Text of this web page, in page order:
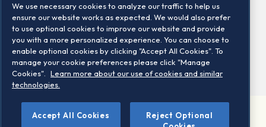
Locations
Contact us
©2026 STOXX Ltd. All rights reserved.
We use necessary cookies to analyze our traffic to help us
ensure our website works as expected. We would also prefer
to use optional cookies to improve our website and provide
you with a more personalized experience. You can choose to
enable optional cookies by clicking "Accept All Cookies". To
manage your cookie preferences please click "Manage
Cookies".
Learn more about our use of cookies and similar
technologies.
Accept All Cookies
Reject Optional